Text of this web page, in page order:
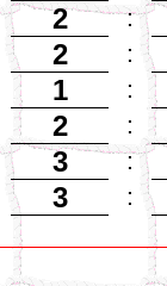
2 :
2 :
1 :
2 :
3 :
3 :